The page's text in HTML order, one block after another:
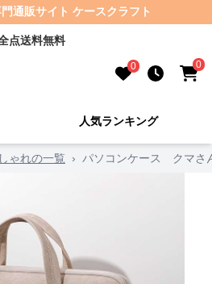
通販サイト ケースクラフト
点送料無料
0 0
人気ランキング
ゃれの一覧 › パソコンケース クマさ